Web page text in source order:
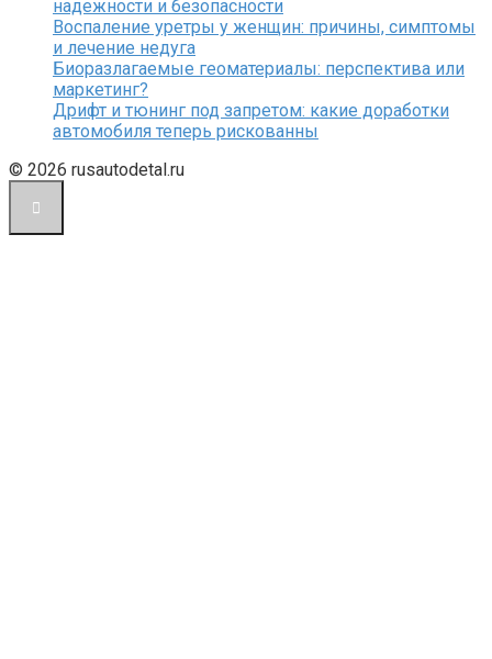
надежности и безопасности
Воспаление уретры у женщин: причины, симптомы
и лечение недуга
Биоразлагаемые геоматериалы: перспектива или
маркетинг?
Дрифт и тюнинг под запретом: какие доработки
автомобиля теперь рискованны
© 2026 rusautodetal.ru